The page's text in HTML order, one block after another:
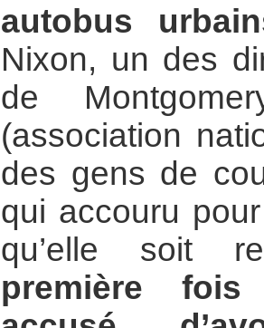
autobus
Nixon, un des
de
(association
des gens de
qui accouru
qu’elle soit
première